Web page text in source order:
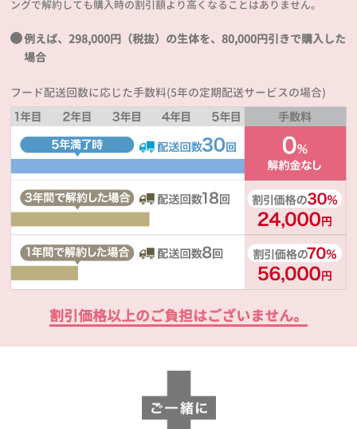
ングで解約しても購入時の割引額より高くなることはありません。
例えば、298,000円（税抜）の生体を、80,000円引きで購入した
場合
フード配送回数に応じた手数料(5年の定期配送サービスの場合)
割引価格以上のご負担はございません。